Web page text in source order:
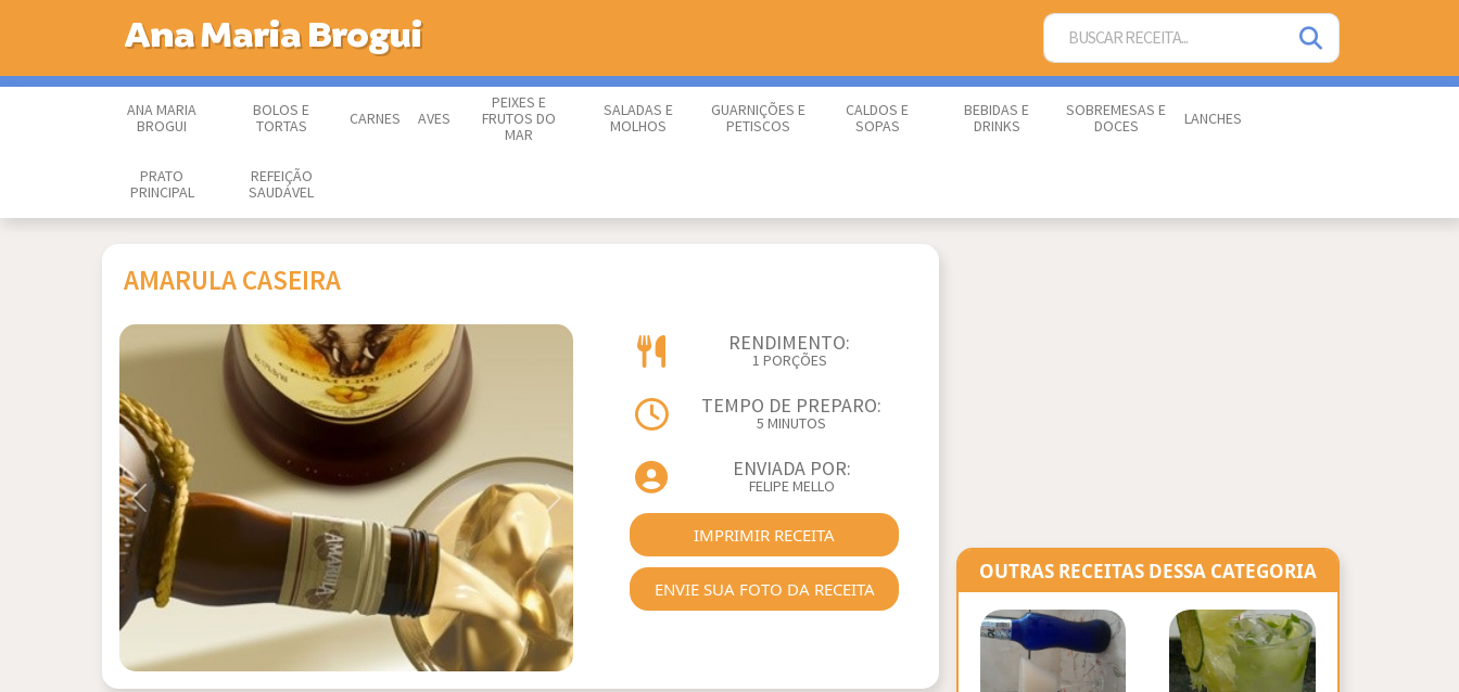
Ana Maria Brogui
ANA MARIA
BROGUI
BOLOS E
TORTAS
CARNES AVES
PEIXES E
FRUTOS DO
MAR
SALADAS E
MOLHOS
GUARNIÇÕES E
PETISCOS
CALDOS E
SOPAS
BEBIDAS E
DRINKS
SOBREMESAS E
DOCES
LANCHES
PRATO
PRINCIPAL
REFEIÇÃO
SAUDÁVEL
AMARULA CASEIRA
Previous Next
RENDIMENTO:
1 PORÇÕES
TEMPO DE PREPARO:
5 MINUTOS
ENVIADA POR:
FELIPE MELLO
IMPRIMIR RECEITA
ENVIE SUA FOTO DA RECEITA
OUTRAS RECEITAS DESSA CATEGORIA